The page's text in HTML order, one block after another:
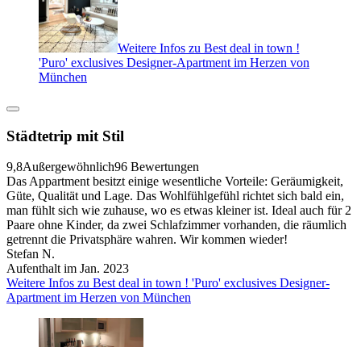
Weitere Infos zu Best deal in town !
'Puro' exclusives Designer-Apartment im Herzen von
München
Städtetrip mit Stil
9,8Außergewöhnlich96 Bewertungen
Das Appartment besitzt einige wesentliche Vorteile: Geräumigkeit,
Güte, Qualität und Lage. Das Wohlfühlgefühl richtet sich bald ein,
man fühlt sich wie zuhause, wo es etwas kleiner ist. Ideal auch für 2
Paare ohne Kinder, da zwei Schlafzimmer vorhanden, die räumlich
getrennt die Privatsphäre wahren. Wir kommen wieder!
Stefan N.
Aufenthalt im Jan. 2023
Weitere Infos zu Best deal in town ! 'Puro' exclusives Designer-
Apartment im Herzen von München